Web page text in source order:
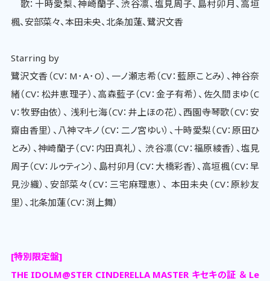
歌：十時愛梨、神崎蘭子、渋谷凛、塩見周子、島村卯月、高垣
楓、安部菜々、本田未央、北条加蓮、鷺沢文香
Starring by
鷺沢文香（CV：M･A･O）、一ノ瀬志希（CV：藍原ことみ）、神谷奈
緒（CV：松井恵理子）、高森藍子（CV：金子有希）、佐久間まゆ（C
V：牧野由依）、 浅利七海（CV：井上ほの花）、西園寺琴歌（CV：安
齋由香里）、八神マキノ（CV：二ノ宮ゆい）、十時愛梨（CV：原田ひ
とみ）、神崎蘭子（CV：内田真礼）、 渋谷凛（CV：福原綾香）、塩見
周子（CV：ルゥティン）、島村卯月（CV：大橋彩香）、高垣楓（CV：早
見沙織）、安部菜々（CV：三宅麻理恵）、 本田未央（CV：原紗友
里）、北条加蓮（CV：渕上舞）
[特別限定盤]
THE IDOLM@STER CINDERELLA MASTER キセキの証 ＆ Le